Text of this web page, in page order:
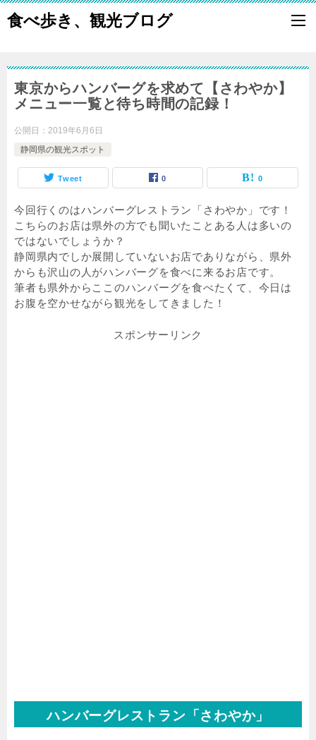
食べ歩き、観光ブログ
東京からハンバーグを求めて【さわやか】
メニュー一覧と待ち時間の記録！
公開日： 2019年6月6日
静岡県の観光スポット
Tweet 0 0
今回行くのはハンバーグレストラン「さわやか」です！
こちらのお店は県外の方でも聞いたことある人は多いの
ではないでしょうか？
静岡県内でしか展開していないお店でありながら、県外
からも沢山の人がハンバーグを食べに来るお店です。
筆者も県外からここのハンバーグを食べたくて、今日は
お腹を空かせながら観光をしてきました！
スポンサーリンク
ハンバーグレストラン「さわやか」